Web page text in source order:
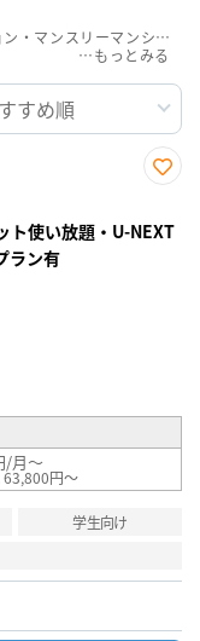
り登
録
ト使い放題・U-NEXT
ラン有
/月～
円～
学生向け
萩原天神駅/家具付賃貸のウィークリーマンション・マンスリーマンション賃貸物件一覧を、19件掲載中。敷金・礼金無料、家具・家電付をご紹介。こだわり条件での絞込みも簡単！
…